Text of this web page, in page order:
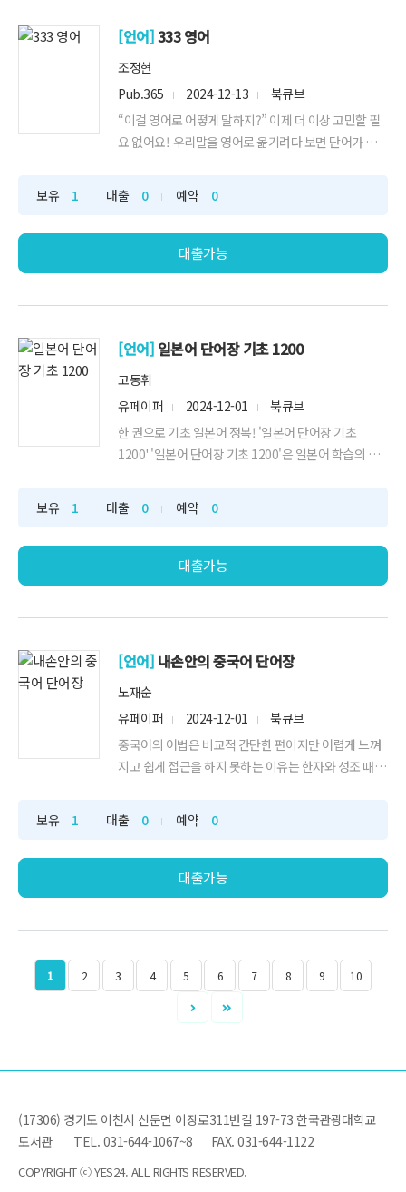
[언어]333 영어
조정현
Pub.365
2024-12-13
북큐브
“이걸 영어로 어떻게 말하지?” 이제 더 이상 고민할 필
요 없어요! 우리말을 영어로 옮기려다 보면 단어가 어려
을 거예요. 〈333 영어〉는 그런 고민을 시원하게 해결
해 줄 책입니다. 길고 복잡한 문장 대신, 정말 간단한 단
어나 표현만으로도 충분히 의미를 전달할 수 있는 마법
같은 방법을 알려줍니다...
보유 1 대출 0 예약 0
대출가능
[언어] 일본어 단어장 기초 1200
고동휘
유페이퍼
2024-12-01
북큐브
한 권으로 기초 일본어 정복! '일본어 단어장 기초
1200' '일본어 단어장 기초 1200'은 일본어 학습의 기
개의 단어를 한 번에 학습할 수 있도록 기획한 단어장입
니다. 각 급수별로, 품사별로 단어를 체계적으로 정리하
여 학습자의 학습 능률과 편의를 고려하였습니다.
보유 1 대출 0 예약 0
대출가능
[언어] 내손안의 중국어 단어장
노재순
유페이퍼
2024-12-01
북큐브
중국어의 어법은 비교적 간단한 편이지만 어렵게 느껴
지고 쉽게 접근을 하지 못하는 이유는 한자와 성조 때문
습니다. 누구나 그렇듯 필요할 때마다 검색을 해서 사용
을 해도 금새 잊어버리는 게 현실입니다. 단어장을 내
휴대폰 속에 넣고 다니면서 목차를 따라 들어가 보게 되
면 필요한 단어를 확인하기도 하고 동...
보유 1 대출 0 예약 0
대출가능
1 2 3 4 5 6 7 8 9 10
(17306) 경기도 이천시 신둔면 이장로311번길 197-73 한국관광대학교
도서관
TEL. 031-644-1067~8 FAX. 031-644-1122
COPYRIGHT ⓒ YES24. ALL RIGHTS RESERVED.